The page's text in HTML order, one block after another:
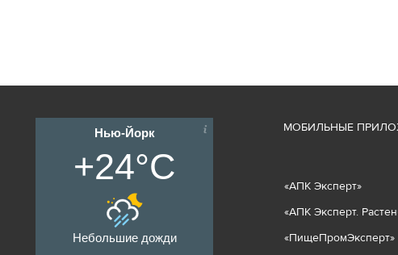
Нью-Йорк
+24°C
Небольшие дожди
МОБИЛЬНЫЕ
«АПК Эксперт»
«АПК Эксперт.
«ПищеПромЭксперт»